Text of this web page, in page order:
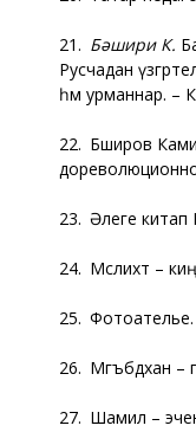
21. Бәшири К.
Русчадан
һәм урманнар. –
22. Бәширов
23. Әлеге китап
24. Мәслихәт –
25. Фотоателье.
26. Мәгъбәдханә –
27. Шамил –